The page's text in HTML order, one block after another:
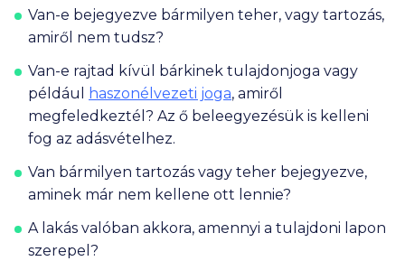
Van-e bejegyezve bármilyen teher, vagy tartozás,
amiről nem tudsz?
Van-e rajtad kívül bárkinek tulajdonjoga vagy
például
haszonélvezeti joga, amiről
megfeledkeztél? Az ő beleegyezésük is kelleni
fog az adásvételhez.
Van bármilyen tartozás vagy teher bejegyezve,
aminek már nem kellene ott lennie?
A lakás valóban akkora, amennyi a tulajdoni lapon
szerepel?